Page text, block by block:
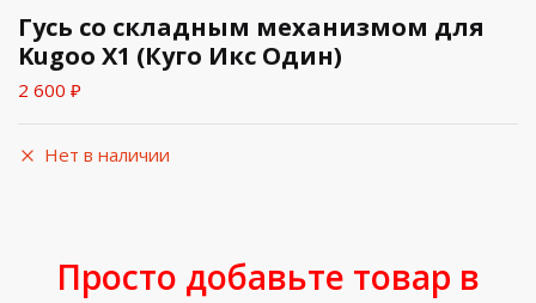
Гусь со складным механизмом для
Kugoo X1 (Куго Икс Один)
2 600 ₽
Нет в наличии
Просто добавьте товар в